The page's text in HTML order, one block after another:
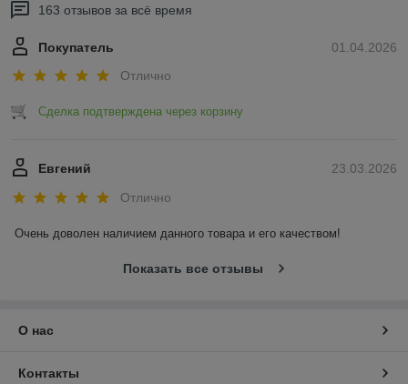
163 отзывов за всё время
01.04.2026
Покупатель
Отлично
Сделка подтверждена через корзину
23.03.2026
Евгений
Отлично
Очень доволен наличием данного товара и его качеством!
Показать все отзывы
О нас
Контакты